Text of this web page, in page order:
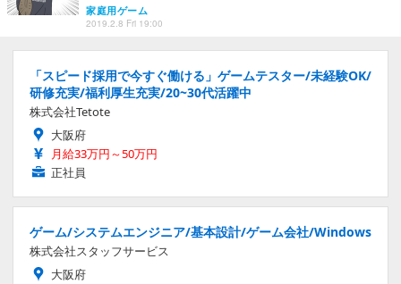
家庭用ゲーム
2019.2.8 Fri 19:00
「スピード採用で今すぐ働ける」ゲームテスター/未経験OK/
研修充実/福利厚生充実/20~30代活躍中
株式会社Tetote
大阪府
月給33万円～50万円
正社員
ゲーム/システムエンジニア/基本設計/ゲーム会社/Windows
株式会社スタッフサービス
大阪府